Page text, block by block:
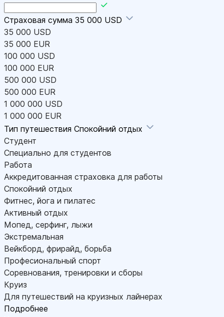
Страховая сумма 35 000 USD
35 000 USD
35 000 EUR
100 000 USD
100 000 EUR
500 000 USD
500 000 EUR
1 000 000 USD
1 000 000 EUR
Тип путешествия Спокойний отдых
Студент
Специально для студентов
Работа
Аккредитованная страховка для работы
Спокойний отдых
Фитнес, йога и пилатес
Активный отдых
Мопед, серфинг, лыжи
Экстремальная
Вейкборд, фрирайд, борьба
Професиональный спорт
Соревнования, тренировки и сборы
Круиз
Для путешествий на круизных лайнерах
Подробнее